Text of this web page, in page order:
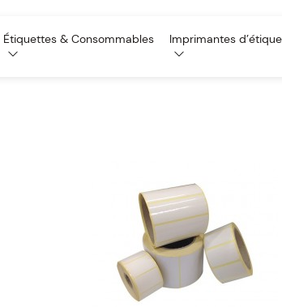
Étiquettes & Consommables Imprimantes